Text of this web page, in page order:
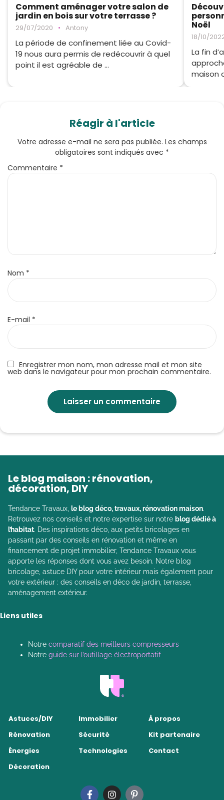
Comment aménager votre salon de
jardin en bois sur votre terrasse ?
29/07/2020 • Antony
La période de confinement liée au Covid-
19 nous aura permis de redécouvrir à quel
point il est agréable de ...
Noël
18/10/
La fin
maison
Réagir à l'article
Enregistrer mon nom, mon adresse mail et mon site
web dans le navigateur pour mon prochain commentaire.
Votre adresse e-mail ne sera pas publiée. Les champs
obligatoires sont indiqués avec *
Commentaire *
Nom *
E-mail *
Le blog maison : rénovation,
décoration, DIY
Tendance Travaux, le blog déco, travaux, rénovation maison.
Retrouvez nos conseils et notre expertise sur notre blog dédié à
l’habitat. Des inspirations déco, aux petits bricolages en
passant par des conseils en rénovation et même en
financement de projet immobilier, Tendance Travaux vous
apporte les réponses dont vous avez besoin. Notre blog
bricolage, astuce DIY pour votre intérieur mais également pour
votre extérieur : des conseils en déco de jardin, terrasse,
aménagement extérieur.
Liens utiles
Notre comparatif des meilleurs compresseurs
Notre guide sur l’outillage électroportatif
Astuces/DIY
Rénovation
Énergies
Décoration
Immobilier
Sécurité
Technologies
À propos
Kit partenaire
Contact